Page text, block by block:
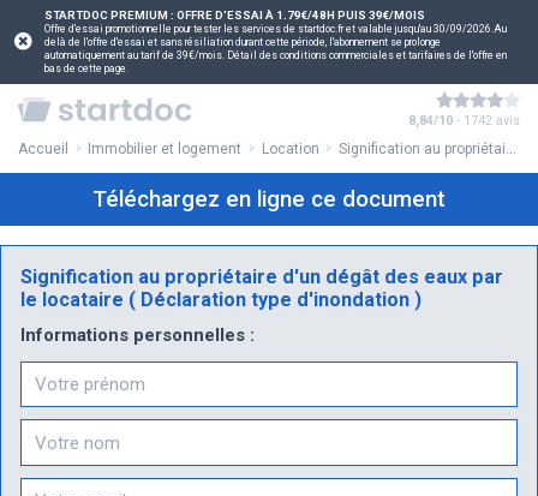
STARTDOC PREMIUM : OFFRE D'ESSAI À 1.79€/48H PUIS 39€/MOIS
Offre d'essai promotionnelle pour tester les services de startdoc.fr et valable jusqu'au 30/09/2026.Au
delà de l'offre d'essai et sans résiliation durant cette période, l'abonnement se prolonge
automatiquement au tarif de 39€/mois. Détail des conditions commerciales et tarifaires de l'offre en
bas de cette page.
8,84/10 - 1742 avis
Accueil Immobilier et logement Location Signification au propriétaire d'un dégât des eaux par le locataire ( Déclaration type d'inondation )
Téléchargez en ligne ce document
Signification au propriétaire d'un dégât des eaux par
le locataire ( Déclaration type d'inondation )
Informations personnelles :